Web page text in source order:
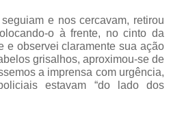
e nos cercavam, retirou
o à frente, no cinto da
e observei claramente sua ação
grisalhos, aproximou-se de
a imprensa com urgência,
estavam “do lado dos